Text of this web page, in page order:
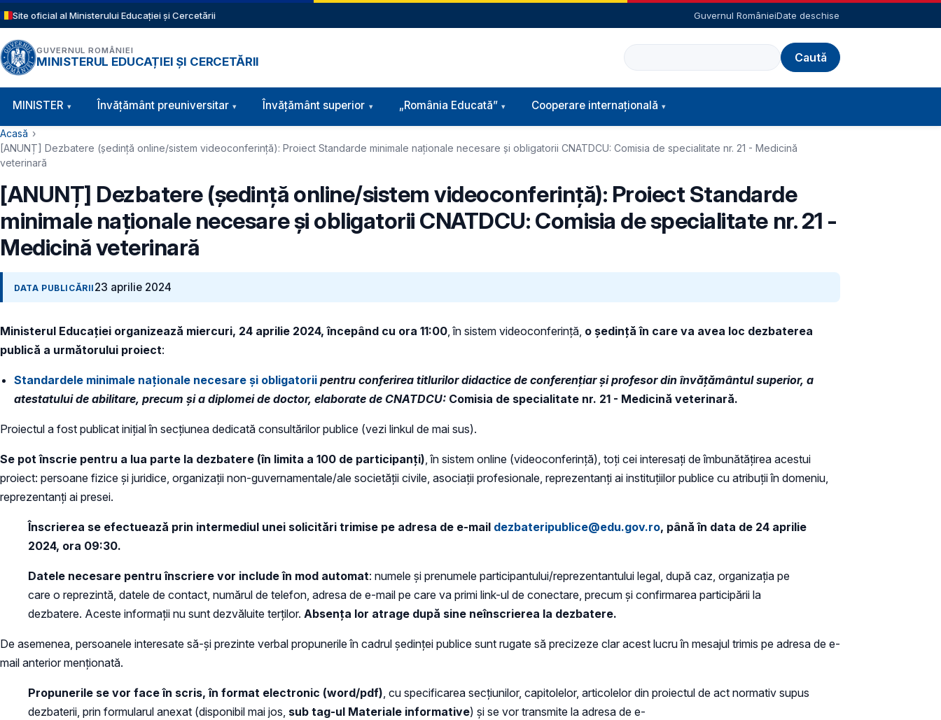
Sari la conținutul principal
Site oficial al Ministerului Educației și Cercetării Guvernul RomânieiDate deschise
GUVERNUL ROMÂNIEI
MINISTERUL EDUCAȚIEI ȘI CERCETĂRII
Caută
Navigație principală
MINISTER Învăţământ preuniversitar Învățământ superior „România Educată” Cooperare internațională
Cale de navigare
Acasă
[ANUNȚ] Dezbatere (ședință online/sistem videoconferință): Proiect Standarde minimale naționale necesare și obligatorii CNATDCU: Comisia de specialitate nr. 21 - Medicină
veterinară
[ANUNȚ] Dezbatere (ședință online/sistem videoconferință): Proiect Standarde
minimale naționale necesare și obligatorii CNATDCU: Comisia de specialitate nr. 21 -
Medicină veterinară
DATA PUBLICĂRII 23 aprilie 2024
Ministerul Educației organizează miercuri, 24 aprilie 2024, începând cu ora 11:00, în sistem videoconferință, o ședință în care va avea loc dezbaterea
publică a următorului proiect:
Standardele minimale naționale necesare și obligatorii pentru conferirea titlurilor didactice de conferențiar și profesor din învățământul superior, a
atestatului de abilitare, precum și a diplomei de doctor, elaborate de CNATDCU: Comisia de specialitate nr. 21 - Medicină veterinară.
Proiectul a fost publicat inițial în secțiunea dedicată consultărilor publice (vezi linkul de mai sus).
Se pot înscrie pentru a lua parte la dezbatere (în limita a 100 de participanți), în sistem online (videoconferință), toți cei interesați de îmbunătățirea acestui
proiect: persoane fizice și juridice, organizații non-guvernamentale/ale societății civile, asociații profesionale, reprezentanți ai instituțiilor publice cu atribuții în domeniu,
reprezentanți ai presei.
Înscrierea se efectuează prin intermediul unei solicitări trimise pe adresa de e-mail dezbateripublice@edu.gov.ro, până în data de 24 aprilie
2024, ora 09:30.
Datele necesare pentru înscriere vor include în mod automat: numele și prenumele participantului/reprezentantului legal, după caz, organizația pe
care o reprezintă, datele de contact, numărul de telefon, adresa de e-mail pe care va primi link-ul de conectare, precum și confirmarea participării la
dezbatere. Aceste informații nu sunt dezvăluite terților. Absența lor atrage după sine neînscrierea la dezbatere.
De asemenea, persoanele interesate să-și prezinte verbal propunerile în cadrul ședinței publice sunt rugate să precizeze clar acest lucru în mesajul trimis pe adresa de e-
mail anterior menționată.
Propunerile se vor face în scris, în format electronic (word/pdf), cu specificarea secțiunilor, capitolelor, articolelor din proiectul de act normativ supus
dezbaterii, prin formularul anexat (disponibil mai jos, sub tag-ul Materiale informative) și se vor transmite la adresa de e-